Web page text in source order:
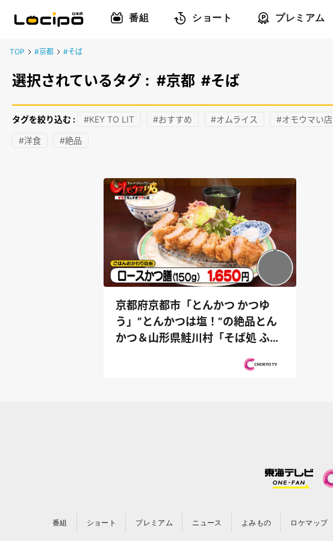
番組 ショート プレミアム
TOP #京都 #そば
選択されているタグ : #京都 #そば
タグを絞り込む : #KEY TO LIT #おすすめ #オムライス #オモウマい店
#洋食 #絶品
京都府京都市「とんかつ かつゆ
う」”とんかつは塩！”の絶品とん
かつ＆山形県鮭川村「そば処 ふく
番組 ショート プレミアム ニュース よみもの ロケマップ